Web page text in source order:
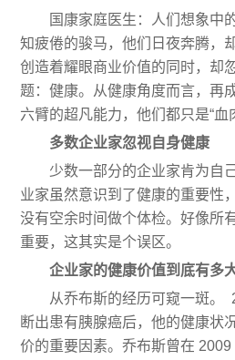
国康家庭医生：人们想象中
知疲倦的骏马，他们日夜奔腾，
创造着耀眼商业价值的同时，却
题：健康。从健康角度而言，再
六臂的超凡能力，他们都只是“血
多数企业家忽视自身健康
少数一部分的企业家肯为自
业家虽然意识到了健康的重要性
没有空余时间做个体检。好像所
重要，这其实是个误区。
企业家的健康价值到底有多大
从乔布斯的经历可窥一斑。
断出患有胰腺癌后，他的健康状
价的重要因素。乔布斯曾在